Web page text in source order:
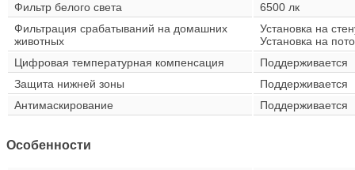
Фильтр белого света
6500 лк
Фильтрация срабатываний на домашних
животных
Установка на
Установка на
Цифровая температурная компенсация
Поддерживается
Защита нижней зоны
Поддерживается
Антимаскирование
Поддерживается
Особенности